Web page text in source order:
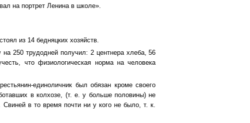
на портрет Ленина в школе».
из 14 бедняцких хозяйств.
250 трудодней получил: 2 центнера хлеба, 56
что физиологическая норма на человека
единоличник был обязан кроме своего
в колхозе, (т. е. у больше половины) не
Свиней в то время почти ни у кого не было, т. к.